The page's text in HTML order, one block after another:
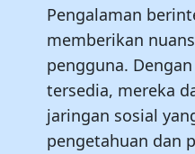
Pengalaman
memberikan
pengguna.
tersedia, mereka
jaringan sosial
pengetahuan dan